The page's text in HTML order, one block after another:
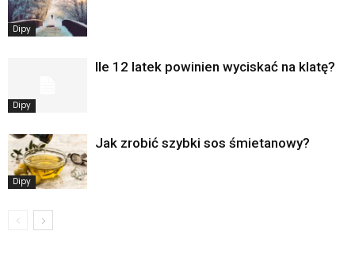
Dipy
Dipy
Ile 12 latek powinien wyciskać na klatę?
Dipy
Jak zrobić szybki sos śmietanowy?